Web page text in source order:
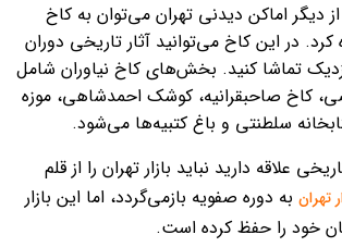
از دیگر اماکن دیدنی تهران می‌توان به کاخ
کرد. در این کاخ می‌توانید آثار تاریخی دوران
تماشا کنید. بخش‌های کاخ نیاوران شامل
کاخ صاحبقرانیه، کوشک احمدشاهی، موزه
سلطنتی و باغ کتبیه‌ها می‌شود.
علاقه دارید نباید بازار تهران را از قلم
تهران به دوره صفویه بازمی‌گردد، اما این بازار
خود را حفظ کرده است.